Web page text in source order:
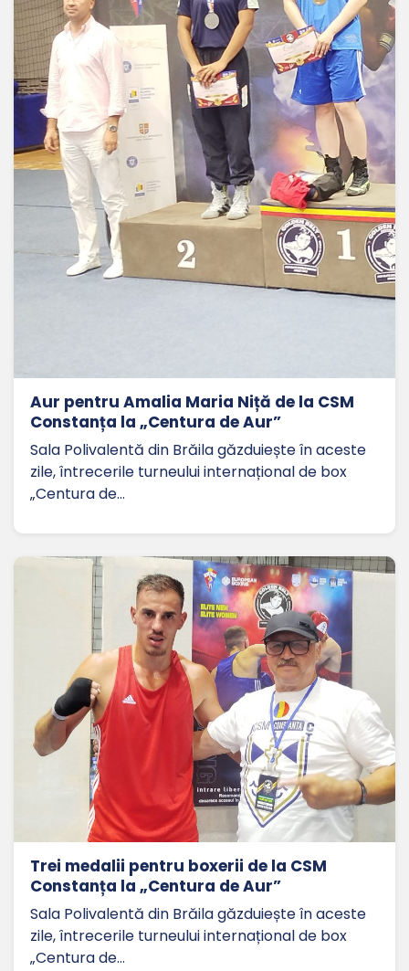
Aur pentru Amalia Maria Niță de la CSM
Constanța la „Centura de Aur”
Sala Polivalentă din Brăila găzduiește în aceste
zile, întrecerile turneului internațional de box
„Centura de…
Trei medalii pentru boxerii de la CSM
Constanța la „Centura de Aur”
Sala Polivalentă din Brăila găzduiește în aceste
zile, întrecerile turneului internațional de box
„Centura de…